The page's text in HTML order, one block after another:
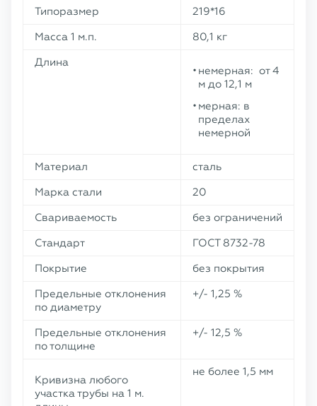
Типоразмер
219*16
Масса 1 м.п.
80,1 кг
Длина
немерная: от 4
м до 12,1 м
мерная: в
пределах
немерной
Материал
сталь
Марка стали
20
Свариваемость
без ограничений
Стандарт
ГОСТ 8732-78
Покрытие
без покрытия
Предельные отклонения
по диаметру
+/- 1,25 %
Предельные отклонения
по толщине
+/- 12,5 %
Кривизна любого
участка трубы на 1 м.
не более 1,5 мм